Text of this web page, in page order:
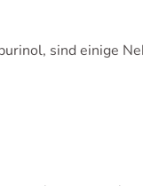
sind einige